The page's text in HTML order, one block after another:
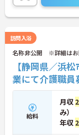
訪問入浴
名称非公開 ※詳細はお
【静岡県／浜
業にて介護職員
給料
月収
み）
年収